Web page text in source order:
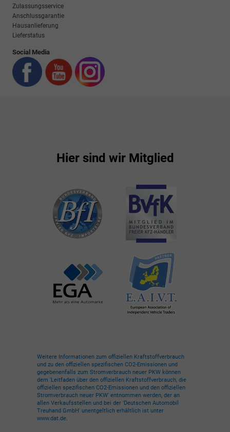
Zulassungsservice
Anschlussgarantie
Hausanlieferung
Lieferstatus
Social Media
Hier sind wir Mitglied
Weitere Informationen zum offiziellen Kraftstoffverbrauch
und zu den offiziellen spezifischen CO2-Emissionen und
gegebenenfalls zum Stromverbrauch neuer PKW können
dem 'Leitfaden über den offiziellen Kraftstoffverbrauch, die
offiziellen spezifischen CO2-Emissionen und den offiziellen
Stromverbrauch neuer PKW' entnommen werden, der an
allen Verkaufsstellen und bei der 'Deutschen Automobil
Treuhand GmbH' unentgeltlich erhältlich ist unter
www.dat.de.